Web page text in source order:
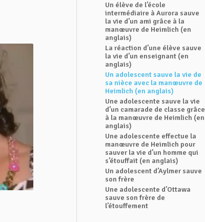
Un élève de l’école
intermédiaire à Aurora sauve
la vie d’un ami grâce à la
manœuvre de Heimlich (en
anglais)
La réaction d’une élève sauve
la vie d’un enseignant (en
anglais)
Un adolescent sauve la vie de
sa nièce avec la manœuvre de
Heimlich (en anglais)
Une adolescente sauve la vie
d’un camarade de classe grâce
à la manœuvre de Heimlich (en
anglais)
Une adolescente effectue la
manœuvre de Heimlich pour
sauver la vie d’un homme qui
s’étouffait (en anglais)
Un adolescent d’Aylmer sauve
son frère
Une adolescente d’Ottawa
sauve son frère de
l’étouffement